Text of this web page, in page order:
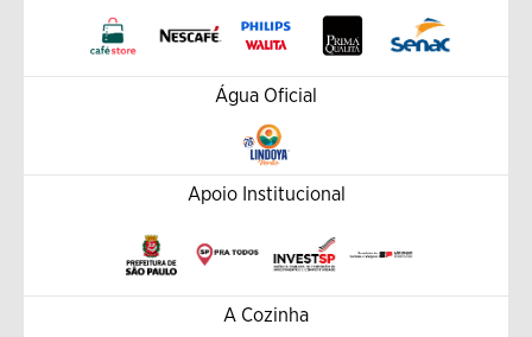
Água Oficial
Apoio Institucional
A Cozinha